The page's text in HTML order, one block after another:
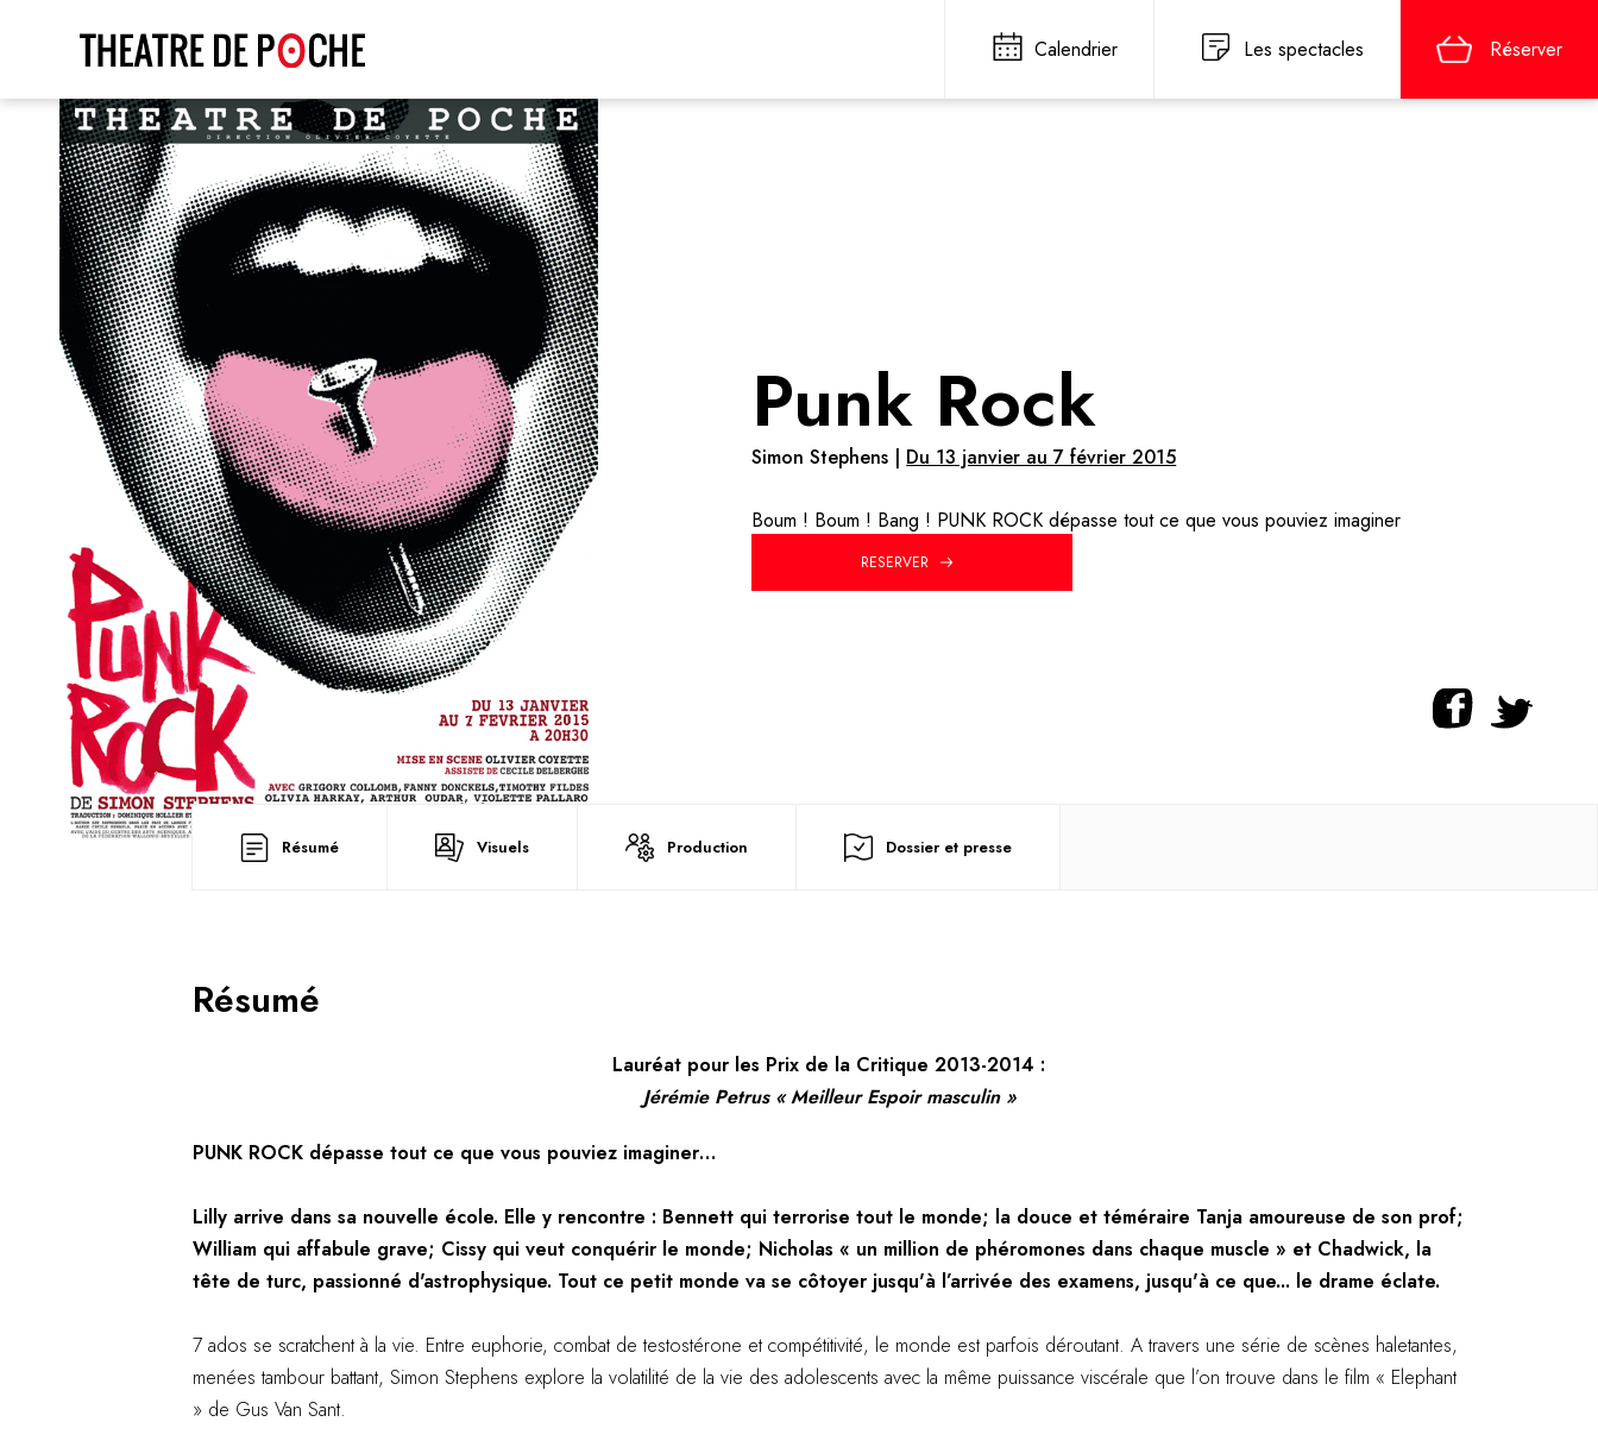
Calendrier Les spectacles Réserver
Punk Rock
Simon Stephens | Du 13 janvier au 7 février 2015
Boum ! Boum ! Bang ! PUNK ROCK dépasse tout ce que vous pouviez imaginer
RESERVER
Résumé Visuels Production Dossier et presse
Résumé
Lauréat pour les Prix de la Critique 2013-2014 :
Jérémie Petrus « Meilleur Espoir masculin »
PUNK ROCK dépasse tout ce que vous pouviez imaginer…
Lilly arrive dans sa nouvelle école. Elle y rencontre : Bennett qui terrorise tout le monde; la douce et téméraire Tanja amoureuse de son prof;
William qui affabule grave; Cissy qui veut conquérir le monde; Nicholas « un million de phéromones dans chaque muscle » et Chadwick, la
tête de turc, passionné d'astrophysique. Tout ce petit monde va se côtoyer jusqu'à l’arrivée des examens, jusqu'à ce que... le drame éclate.
7 ados se scratchent à la vie. Entre euphorie, combat de testostérone et compétitivité, le monde est parfois déroutant. A travers une série de scènes haletantes,
menées tambour battant, Simon Stephens explore la volatilité de la vie des adolescents avec la même puissance viscérale que l’on trouve dans le film « Elephant
» de Gus Van Sant.